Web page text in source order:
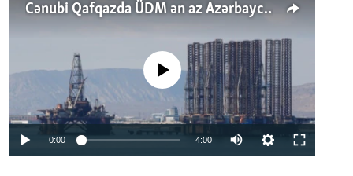
Cənubi Qafqazda ÜDM ən az Azərbaycanda artır: Qonşuları niyə Bakını qabaqlaya bilir?
No media source currently available
0:00 4:00